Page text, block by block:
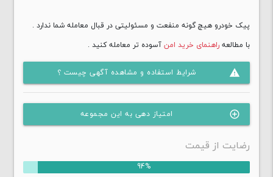
سیم و دسته سیم
سنسور ها
مخزن ال پی جی
پرکن ها
فیلتر
متفرقه +کاور ها + قاب+پیچ
ادونسر
شیر مخزن مخروطی
آچار شیر مخزن
پیک خودرو هیچ گونه منفعت و مسئولیتی در قبال معامله شما ندارد .
با مطالعهراهنمای خرید امنآسوده تر معامله کنید .
warning شرایط استفاده و مشاهده آگهی چیست ؟
control_point امتیاز دهی به این مجموعه
رضایت از قیمت
94%